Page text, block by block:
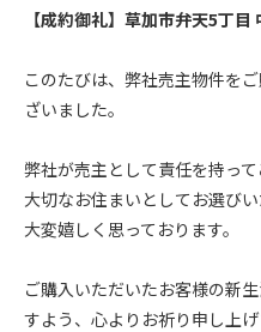
【成約御礼】草加市弁天5丁目
このたびは、弊社売主物件を
ざいました。
弊社が売主として責任を持って
大切なお住まいとしてお選び
大変嬉しく思っております。
ご購入いただいたお客様の新
すよう、心よりお祈り申し上げ